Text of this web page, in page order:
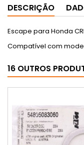
DESCRIÇÃO
Escape para Honda
Compatível com
16 OUTROS